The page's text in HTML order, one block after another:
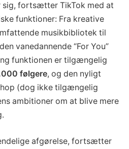
sig, fortsætter TikTok med at
funktioner: Fra kreative
musikbibliotek til
vanedannende “For You”
funktionen er tilgængelig
følgere, og den nyligt
(dog ikke tilgængelig
ambitioner om at blive mere
afgørelse, fortsætter